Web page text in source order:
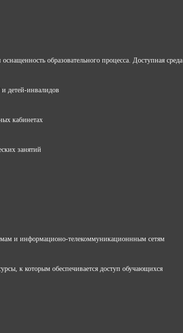
образовательного процесса. Доступная среда
детей-инвалидов
кабинетах
занятий
и информационо-телекоммуникационнным сетям
к которым обеспечивается доступ обучающихся